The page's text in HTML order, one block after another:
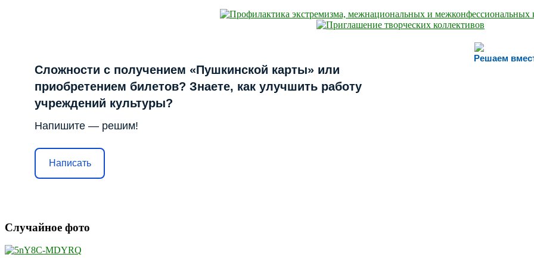
Решаем
Сложности с получением «Пушкинской карты» или
приобретением билетов? Знаете, как улучшить работу
учреждений культуры?
Напишите — решим!
Написать
Случайное фото